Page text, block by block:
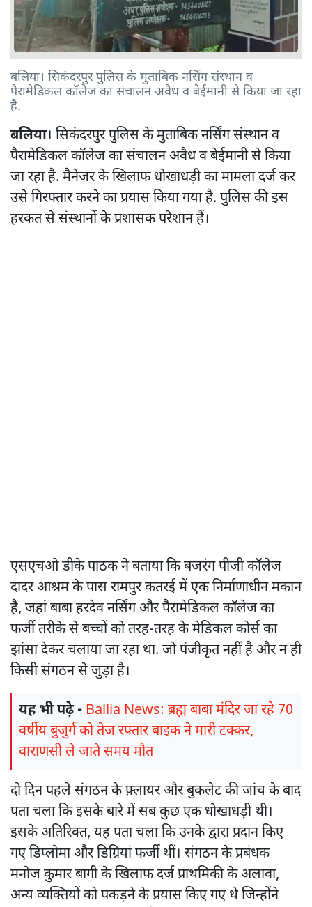
बलिया। सिकंदरपुर पुलिस के मुताबिक नर्सिंग संस्थान व
पैरामेडिकल कॉलेज का संचालन अवैध व बेईमानी से किया जा रहा
है.
बलिया। सिकंदरपुर पुलिस के मुताबिक नर्सिंग संस्थान व
पैरामेडिकल कॉलेज का संचालन अवैध व बेईमानी से किया
जा रहा है. मैनेजर के खिलाफ धोखाधड़ी का मामला दर्ज कर
उसे गिरफ्तार करने का प्रयास किया गया है. पुलिस की इस
हरकत से संस्थानों के प्रशासक परेशान हैं।
एसएचओ डीके पाठक ने बताया कि बजरंग पीजी कॉलेज
दादर आश्रम के पास रामपुर कतरई में एक निर्माणाधीन मकान
है, जहां बाबा हरदेव नर्सिंग और पैरामेडिकल कॉलेज का
फर्जी तरीके से बच्चों को तरह-तरह के मेडिकल कोर्स का
झांसा देकर चलाया जा रहा था. जो पंजीकृत नहीं है और न ही
किसी संगठन से जुड़ा है।
यह भी पढ़े - Ballia News: ब्रह्म बाबा मंदिर जा रहे 70
वर्षीय बुजुर्ग को तेज रफ्तार बाइक ने मारी टक्कर,
वाराणसी ले जाते समय मौत
दो दिन पहले संगठन के फ़्लायर और बुकलेट की जांच के बाद
पता चला कि इसके बारे में सब कुछ एक धोखाधड़ी थी।
इसके अतिरिक्त, यह पता चला कि उनके द्वारा प्रदान किए
गए डिप्लोमा और डिग्रियां फर्जी थीं। संगठन के प्रबंधक
मनोज कुमार बागी के खिलाफ दर्ज प्राथमिकी के अलावा,
अन्य व्यक्तियों को पकड़ने के प्रयास किए गए थे जिन्होंने